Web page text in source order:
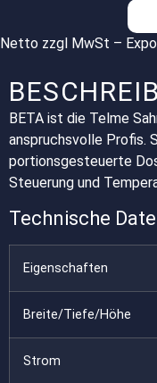
Netto zzgl MwSt –
BETA ist die Telme
anspruchsvolle Profis.
portionsgesteuerte
Steuerung und
Technische
Eigenschaften
Breite/Tiefe/Höhe
Strom